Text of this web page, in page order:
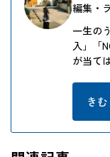
編集・
一生の
入」「
が当て
き